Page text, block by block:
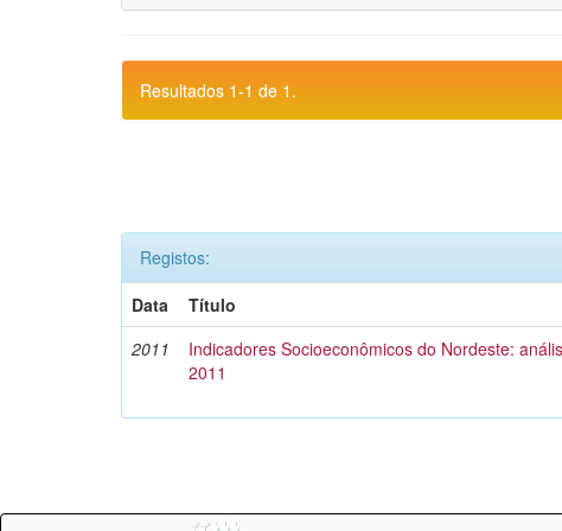
Resultados 1-1 de 1.
Registos:
Data
Título
2011
Indicadores Socioeconômicos do Nordeste:
2011